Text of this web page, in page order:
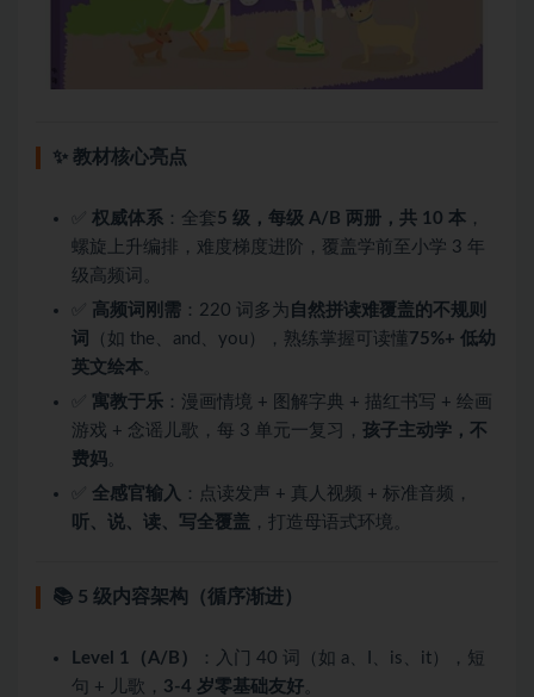
✨ 教材核心亮点
权威体系 ：全套5 级，每级 A/B 两册，共 10 本 ，
螺旋上升编排，难度梯度进阶，覆盖学前至小学 3 年
级高频词。
高频词刚需 ：220 词多为 自然拼读难覆盖的不规则
词
（如 the、and、you），熟练掌握可读懂75%+ 低幼
英文绘本
寓教于乐 ：漫画情境 + 图解字典 + 描红书写 + 绘画
游戏 + 念谣儿歌，每 3 单元一复习， 孩子主动学，不
费妈
全感官输入
：点读发声 + 真人视频 + 标准音频，
听、说、读、写全覆盖 ，打造母语式环境。
📚 5 级内容架构（循序渐进）
Level 1（A/B）
：入门 40 词（如 a、I、is、it），短
句 + 儿歌， 3-4 岁零基础友好